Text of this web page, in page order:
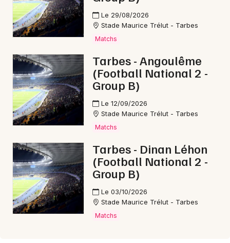
Magazine dans le Gers
Choisir mes départements
Mon email
Je m'abonne
Le 29/08/2026
Stade Maurice Trélut - Tarbes
Matchs
Tarbes - Angoulême
(Football National 2 -
Group B)
Le 12/09/2026
Stade Maurice Trélut - Tarbes
Matchs
Tarbes - Dinan Léhon
(Football National 2 -
Group B)
Le 03/10/2026
Stade Maurice Trélut - Tarbes
Matchs